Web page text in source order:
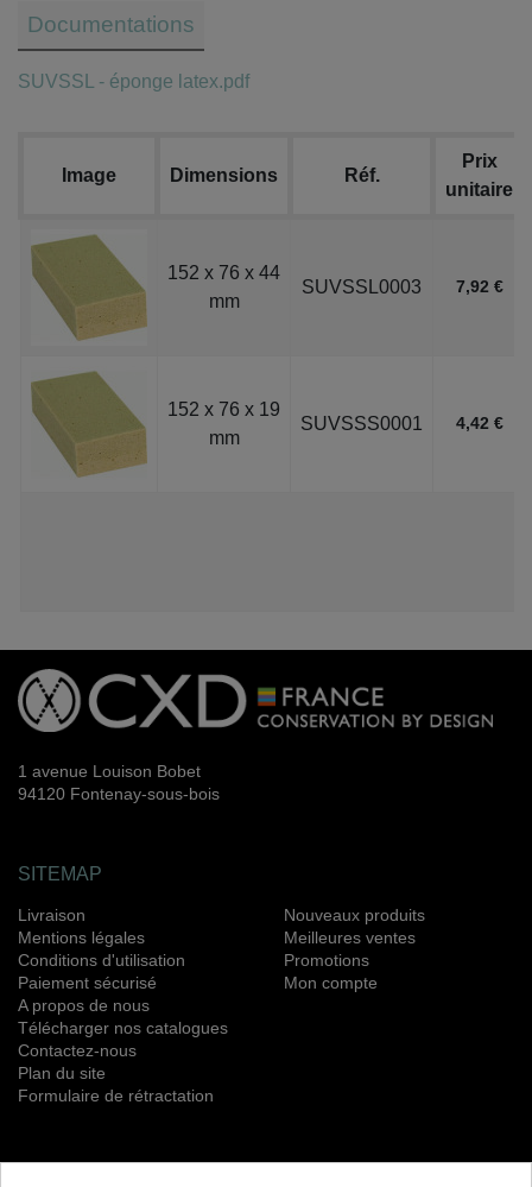
Documentations
SUVSSL - éponge latex.pdf
Image Dimensions Réf.
Prix
unitaire
152 x 76 x 44
mm
SUVSSL0003 7,92 €
152 x 76 x 19
mm
SUVSSS0001 4,42 €
1 avenue Louison Bobet
94120 Fontenay-sous-bois
SITEMAP
Livraison
Mentions légales
Conditions d'utilisation
Paiement sécurisé
A propos de nous
Télécharger nos catalogues
Contactez-nous
Plan du site
Formulaire de rétractation
Nouveaux produits
Meilleures ventes
Promotions
Mon compte